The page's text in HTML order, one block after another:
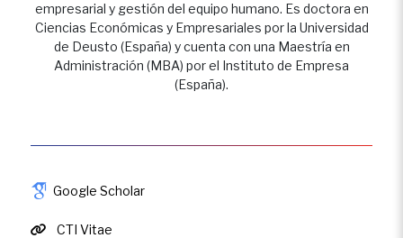
empresarial y gestión del equipo humano. Es doctora en
Ciencias Económicas y Empresariales por la Universidad
de Deusto (España) y cuenta con una Maestría en
Administración (MBA) por el Instituto de Empresa
(España).
Google Scholar
CTI Vitae